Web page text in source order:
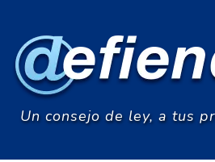
contenido
Un consejo de ley, a tus